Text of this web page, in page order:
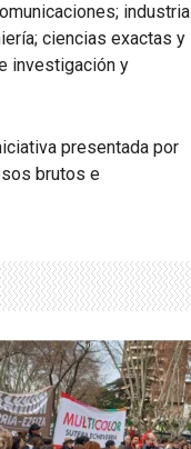
industria
ciencias exactas y
investigación y
presentada por
brutos e